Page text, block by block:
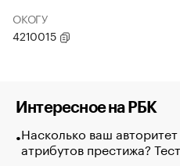
ОКОГУ
4210015
Интересное на РБК
Насколько ваш
атрибутов престижа?